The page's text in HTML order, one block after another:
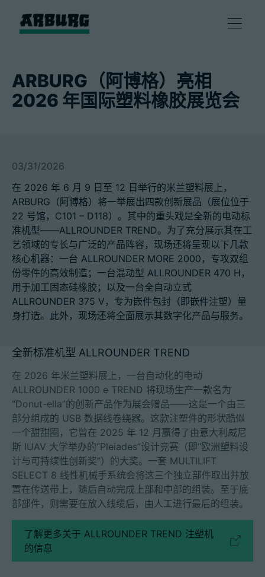
解决方案
智慧制造
企业
联系方式
招聘信息
登录
合作伙伴门户网站
客户门户登陆
China | 中文简体
ARBURG（阿博格）亮相
2026 年国际塑料橡胶展览会
03/31/2026
在 2026 年 6 月 9 日至 12 日举行的米兰塑料展上，
ARBURG（阿博格）将一举展出四款创新展品（展位位于
22 号馆，C101 – D118）。其中的重头戏是全新的电动标
准机型——ALLROUNDER TREND。为了充分展示其在工
艺领域的专长与广泛的产品阵容，现场还将呈现以下几款
核心机器：一台 ALLROUNDER MORE 2000，专攻双组
份零件的高效制造；一台混动型 ALLROUNDER 470 H，
用于加工固态硅橡胶；以及一台全自动立式
ALLROUNDER 375 V，专为嵌件包封（即嵌件注塑）量
身打造。此外，现场还将全面展示其数字化产品与服务。
全新标准机型 ALLROUNDER TREND
在 2026 年米兰塑料展上，一台自动化的电动
ALLROUNDER 1000 e TREND 将现场生产一款名为
“Donut-ella”的创新产品作为展会赠品——这是一个由三
部分组成的 USB 数据线卷绕器。这款注塑件的形状酷似
一个甜甜圈，它曾在 2025 年 12 月赢得了由意大利威尼
斯 IUAV 大学举办的“Pleiades”设计竞赛（即“欧洲塑料设
计与可持续性创新奖”）的大奖。一套 MULTILIFT
SELECT 8 线性机械手系统会将这三个独立部件取出并放
置在传送带上，随后自动完成上部和中部的组装。至于底
部部件，则需要在放入线缆后，由人工进行最后的组装。
了解更多关于 ALLROUNDER TREND 注塑机
的信息